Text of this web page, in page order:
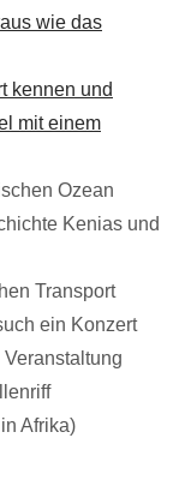
wie das
kennen und
mit einem
Ozean
Kenias und
Transport
ein Konzert
Afrika)